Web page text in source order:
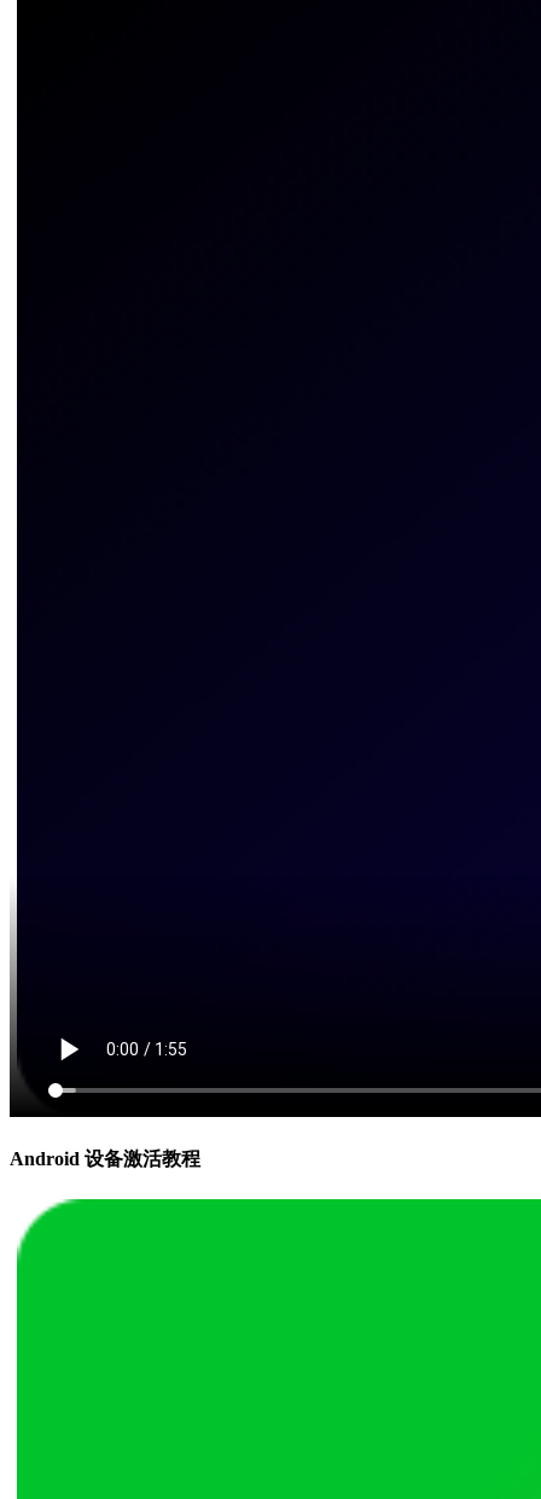
Android 设备激活教程